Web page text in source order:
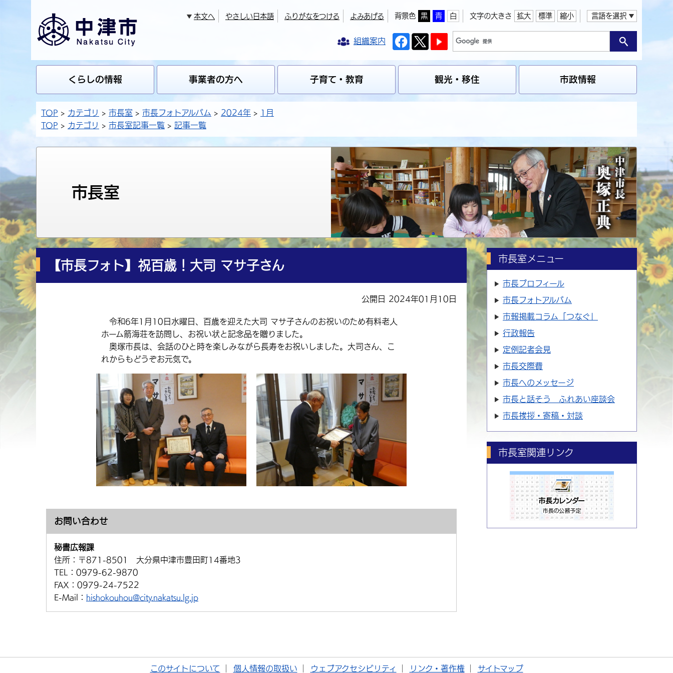
本文へ やさしい日本語 ふりがなをつける よみあげる 背景色 黒 青 白 文字の大きさ 拡大 標準 縮小 言語を選択
組織案内
くらしの情報 事業者の方へ 子育て・教育 観光・移住 市政情報
TOP カテゴリ 市長室 市長フォトアルバム 2024年
1月
TOP
カテゴリ 市長室記事一覧 記事一覧
市長室
【市長フォト】祝百歳！大司 マサ子さん
公開日 2024年01月10日
令和6年1月10日水曜日、百歳を迎えた大司 マサ子さんのお祝いのため有料老人
ホーム箭海荘を訪問し、お祝い状と記念品を贈りました。
奥塚市長は、会話のひと時を楽しみながら長寿をお祝いしました。大司さん、こ
れからもどうぞお元気で。
お問い合わせ
秘書広報課
住所： 〒871-8501 大分県中津市豊田町14番地3
TEL： 0979-62-9870
FAX： 0979-24-7522
E-Mail： hishokouhou@city.nakatsu.lg.jp
市長室メニュー
市長プロフィール
市長フォトアルバム
市報掲載コラム「つなぐ」
行政報告
定例記者会見
市長交際費
市長へのメッセージ
市長と話そう ふれあい座談会
市長挨拶・寄稿・対談
市長室関連リンク
このサイトについて 個人情報の取扱い ウェブアクセシビリティ リンク・著作権 サイトマップ